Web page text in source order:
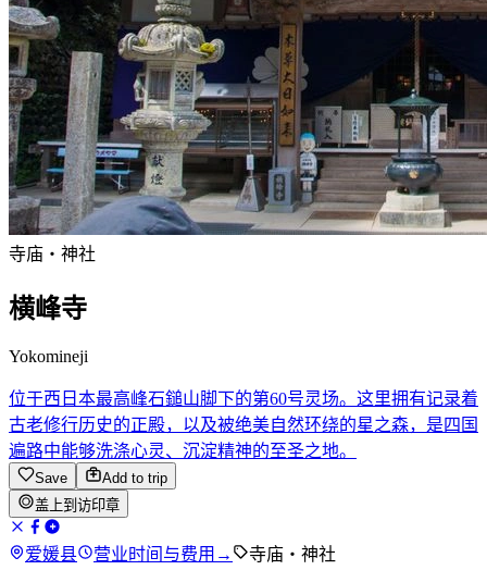
寺庙・神社
横峰寺
Yokomineji
位于西日本最高峰石鎚山脚下的第60号灵场。这里拥有记录着
古老修行历史的正殿，以及被绝美自然环绕的星之森，是四国
遍路中能够洗涤心灵、沉淀精神的至圣之地。
Save
Add to trip
盖上到访印章
爱媛县 营业时间与费用 → 寺庙・神社